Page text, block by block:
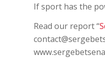
If sport has the
Read our report “